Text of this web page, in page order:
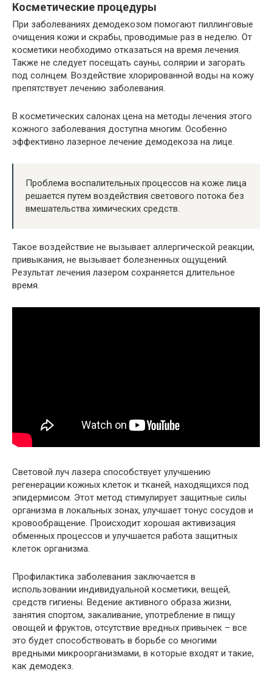
Косметические процедуры
При заболеваниях демодекозом помогают пиллинговые
очищения кожи и скрабы, проводимые раз в неделю. От
косметики необходимо отказаться на время лечения.
Также не следует посещать сауны, солярии и загорать
под солнцем. Воздействие хлорированной воды на кожу
препятствует лечению заболевания.
В косметических салонах цена на методы лечения этого
кожного заболевания доступна многим. Особенно
эффективно лазерное лечение демодекоза на лице.
Проблема воспалительных процессов на коже лица
решается путем воздействия светового потока без
вмешательства химических средств.
Такое воздействие не вызывает аллергической реакции,
привыкания, не вызывает болезненных ощущений.
Результат лечения лазером сохраняется длительное
время.
Световой луч лазера способствует улучшению
регенерации кожных клеток и тканей, находящихся под
эпидермисом. Этот метод стимулирует защитные силы
организма в локальных зонах, улучшает тонус сосудов и
кровообращение. Происходит хорошая активизация
обменных процессов и улучшается работа защитных
клеток организма.
Профилактика заболевания заключается в
использовании индивидуальной косметики, вещей,
средств гигиены. Ведение активного образа жизни,
занятия спортом, закаливание, употребление в пищу
овощей и фруктов, отсутствие вредных привычек – все
это будет способствовать в борьбе со многими
вредными микроорганизмами, в которые входят и такие,
как демодекз.